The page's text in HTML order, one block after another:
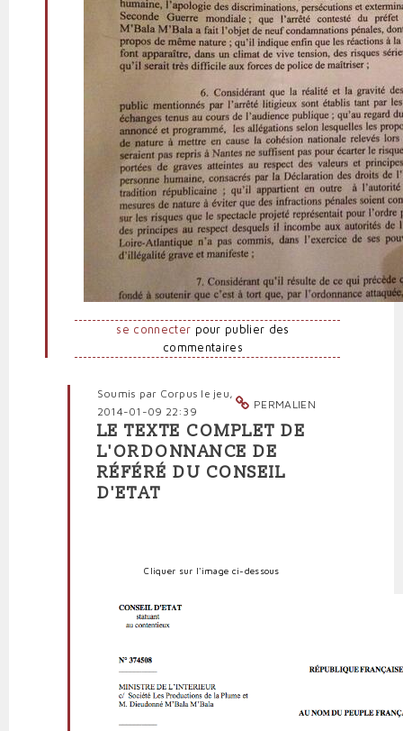
se connecter pour publier des
commentaires
PERMALIEN
Soumis par Corpus le jeu,
2014-01-09 22:39
En
réponse
à
Les
décision
d'Etat
politpro
LE TEXTE COMPLET DE
L'ORDONNANCE DE
RÉFÉRÉ DU CONSEIL
D'ETAT
Cliquer sur l'image ci-dessous